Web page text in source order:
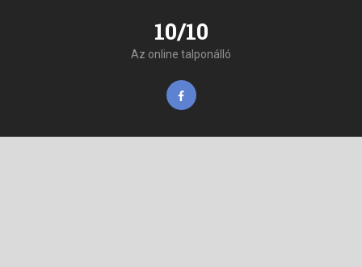
10/10
Az online talponálló